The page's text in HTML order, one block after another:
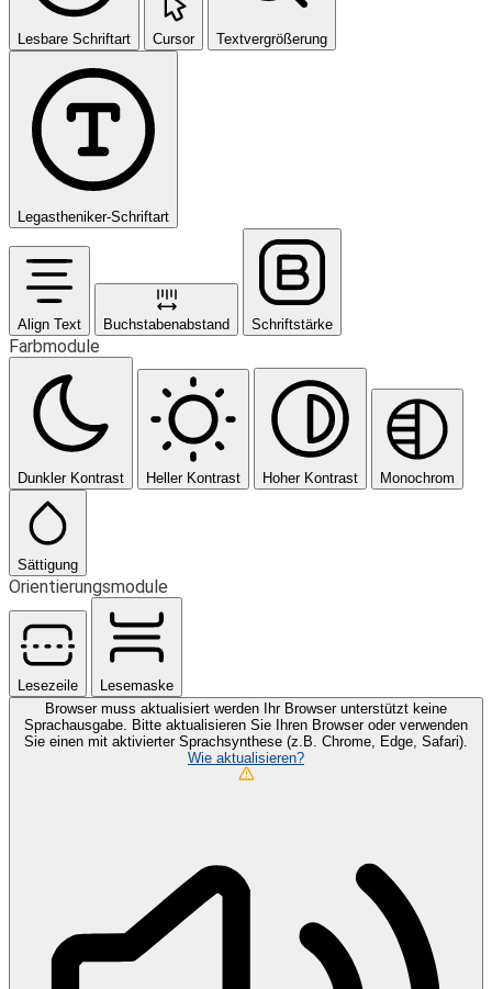
Lesbare Schriftart Cursor Textvergrößerung
Legastheniker-Schriftart
Align Text Buchstabenabstand Schriftstärke
Farbmodule
Dunkler Kontrast Heller Kontrast Hoher Kontrast Monochrom
Sättigung
Orientierungsmodule
Lesezeile
Lesemaske
Browser muss aktualisiert werden
Ihr Browser unterstützt keine
Sprachausgabe. Bitte aktualisieren Sie Ihren Browser oder verwenden
Sie einen mit aktivierter Sprachsynthese (z.B. Chrome, Edge, Safari).
Wie aktualisieren?